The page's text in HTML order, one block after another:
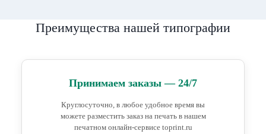
Преимущества нашей типографии
Принимаем заказы — 24/7
Круглосуточно, в любое удобное время вы
можете разместить заказ на печать в нашем
печатном онлайн-сервисе toprint.ru